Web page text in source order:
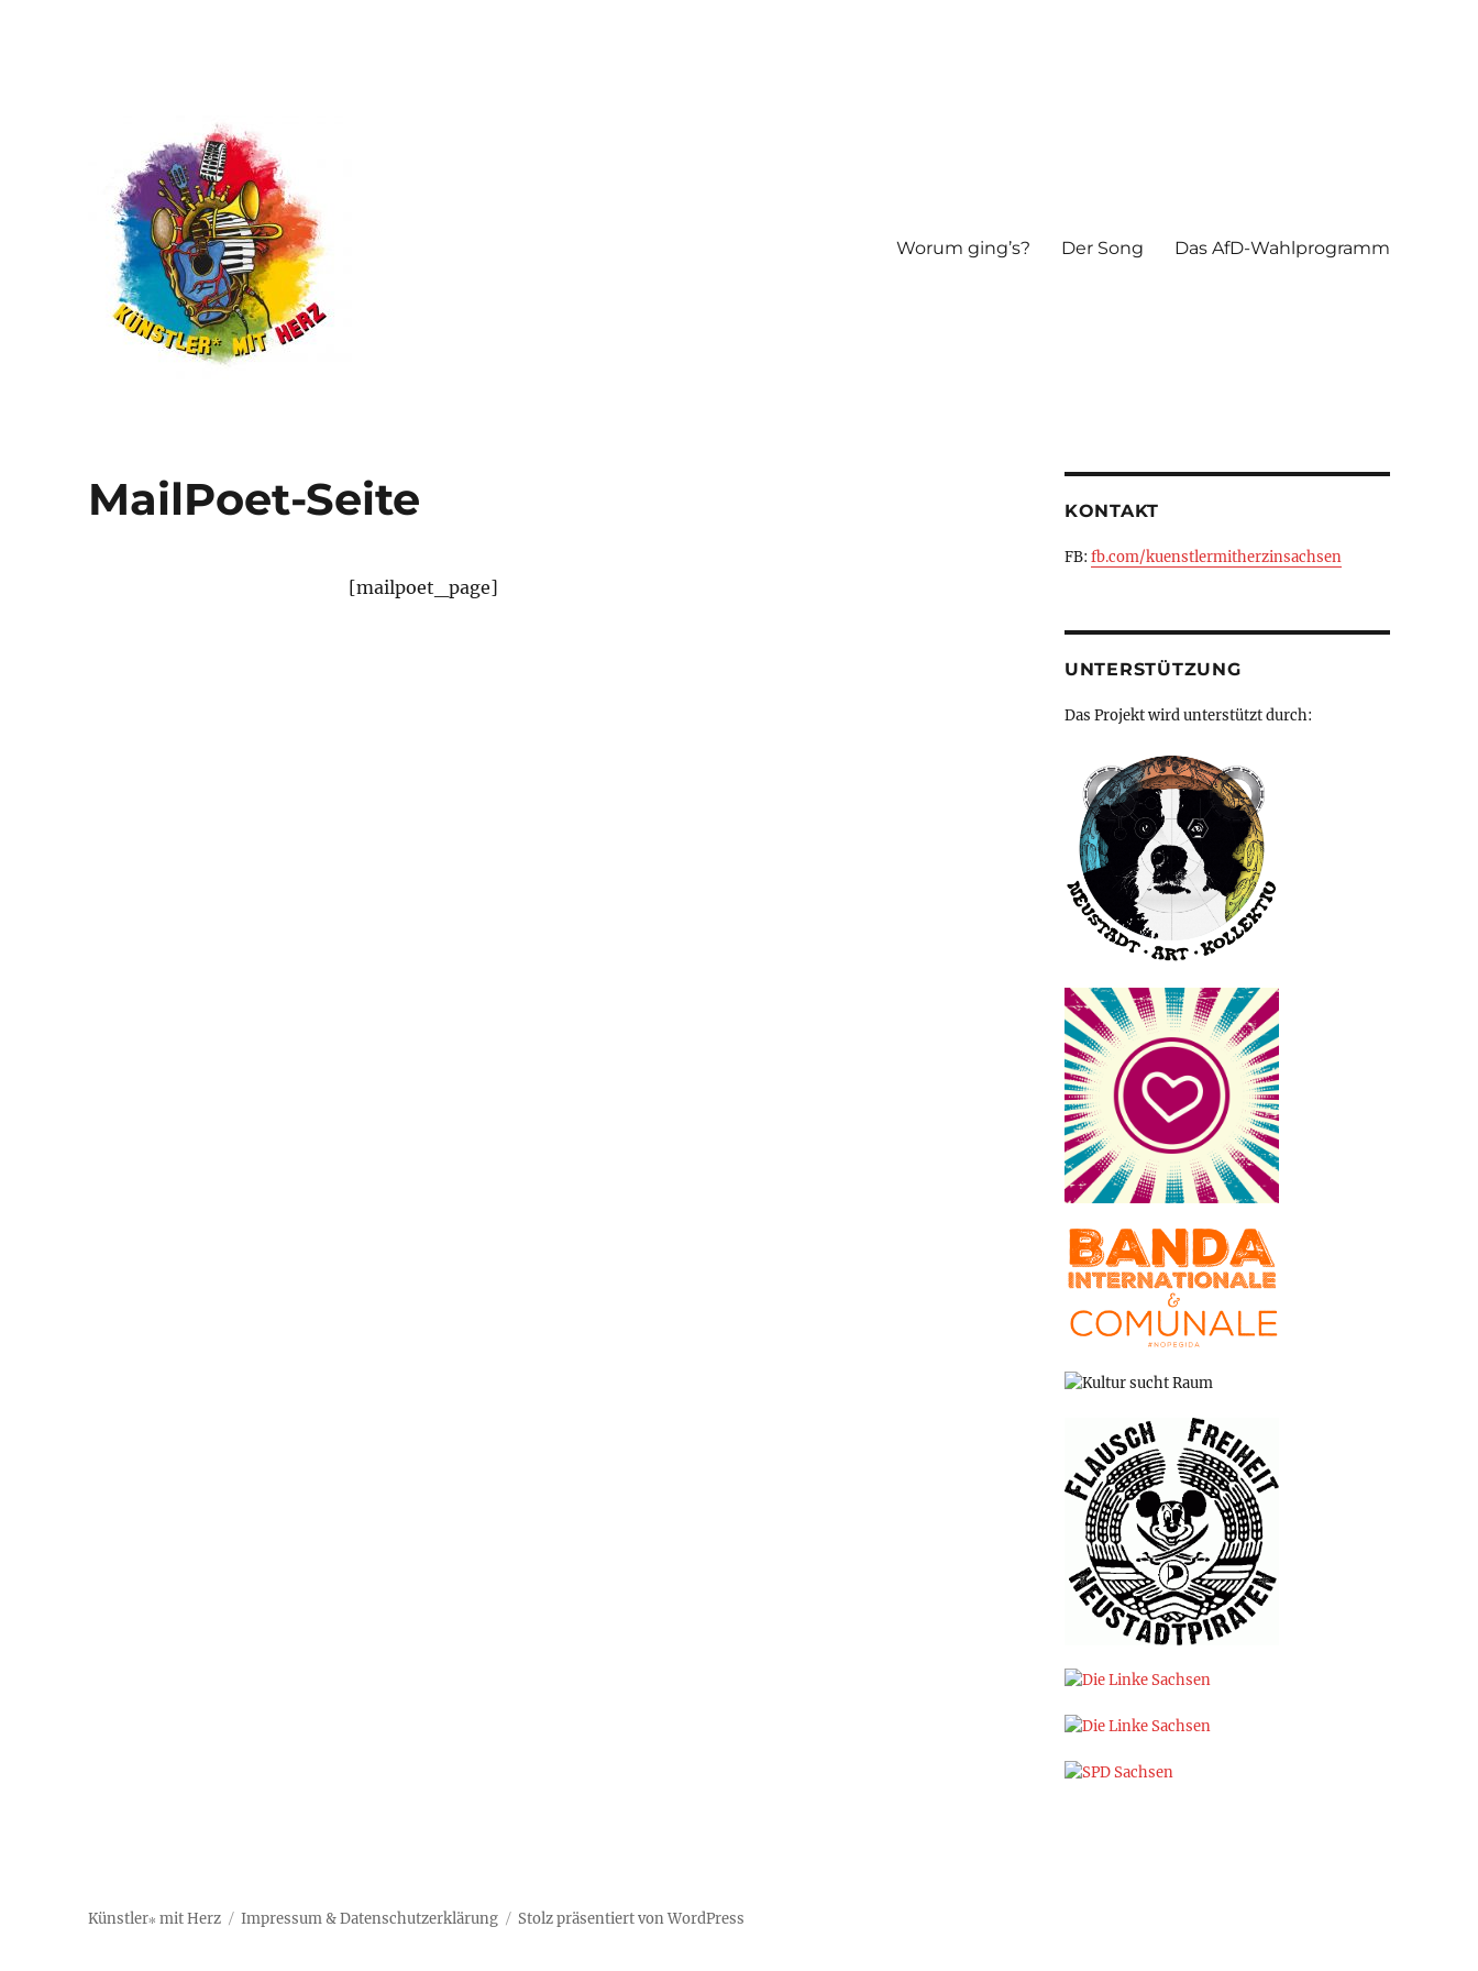
Worum ging’s? Der Song Das AfD-Wahlprogramm
MailPoet-Seite
[mailpoet_page]
KONTAKT
FB: fb.com/kuenstlermitherzinsachsen
UNTERSTÜTZUNG
Das Projekt wird unterstützt durch:
Künstler∗ mit Herz Impressum & Datenschutzerklärung Stolz präsentiert von WordPress